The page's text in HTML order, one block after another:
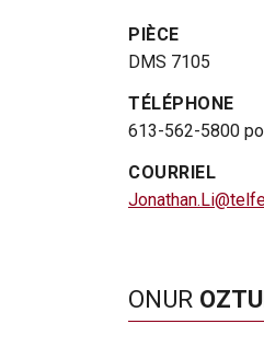
PIÈCE
DMS 7105
TÉLÉPHONE
613-562-5800
COURRIEL
ONUR